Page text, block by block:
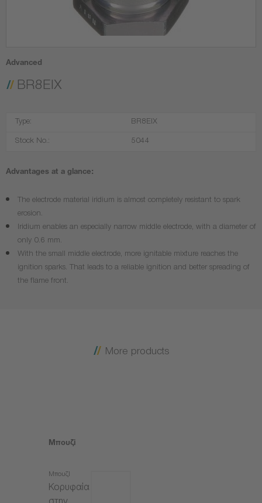
Advanced
BR8EIX
Type: BR8EIX
Stock No.: 5044
Advantages at a glance:
The electrode material iridium is almost completely resistant to spark
erosion.
Iridium enables an especially narrow middle electrode, with a diameter of
only 0.6 mm.
With the small middle electrode, more ignitable mixture reaches the
ignition sparks. That leads to a reliable ignition and better spreading of
the flame front.
More products
Μπουζί
Μπουζί
Κορυφαία